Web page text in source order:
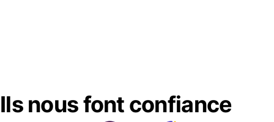
Ils nous font confiance